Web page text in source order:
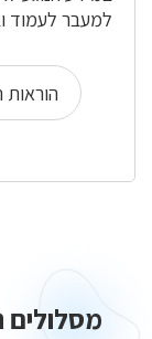
למעבר לעמוד
הוראות
נוספיםמסלולים